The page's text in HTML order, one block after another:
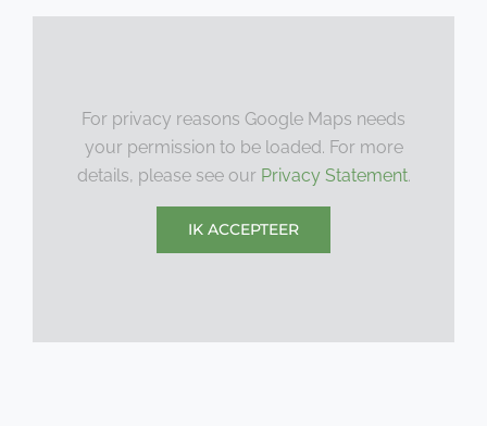
For privacy reasons Google Maps needs
your permission to be loaded. For more
details, please see our Privacy Statement.
IK ACCEPTEER